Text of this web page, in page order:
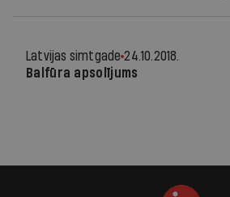
Latvijas simtgade 24.10.2018.
Balfūra apsolījums